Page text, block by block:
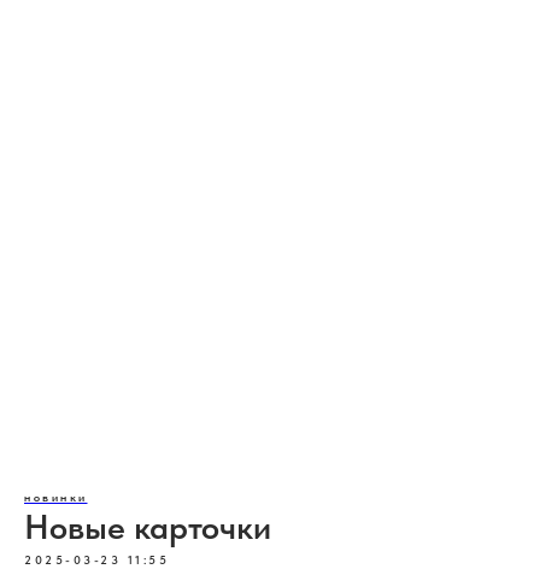
новинки
Новые карточки
2025-03-23 11:55